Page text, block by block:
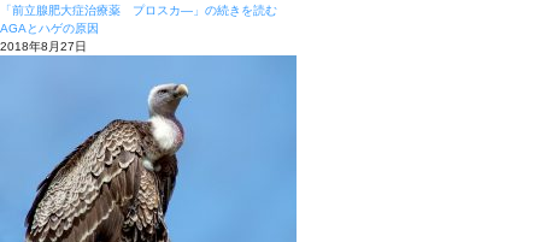
「前立腺肥大症治療薬 プロスカ―」の続きを読む
AGAとハゲの原因
2018年8月27日